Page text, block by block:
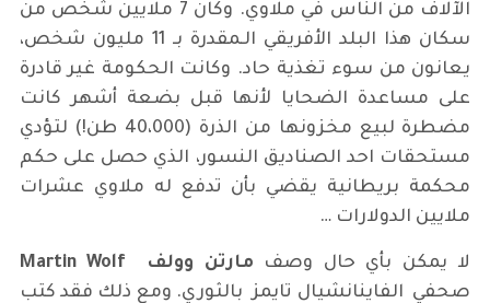
الآلاف من الناس في ملاوي. وكان 7 ملايين شخص من
سكان هذا البلد الأفريقي الـمقدرة بـ 11 مليون شخص،
يعانون من سوء تغذية حاد. وكانت الحكومة غير قادرة
على مساعدة الضحايا لأنها قبل بضعة أشهر كانت
مضطرة لبيع مخزونها من الذرة (40،000 طن!) لتؤدي
مستحقات احد الصناديق النسور، الذي حصل على حكم
محكمة بريطانية يقضي بأن تدفع له ملاوي عشرات
ملايين الدولارات …
لا يمكن بأي حال وصف مارتن وولف
صحفي الفاينانشيال تايمز بالثوري. ومع ذلك فقد كتب